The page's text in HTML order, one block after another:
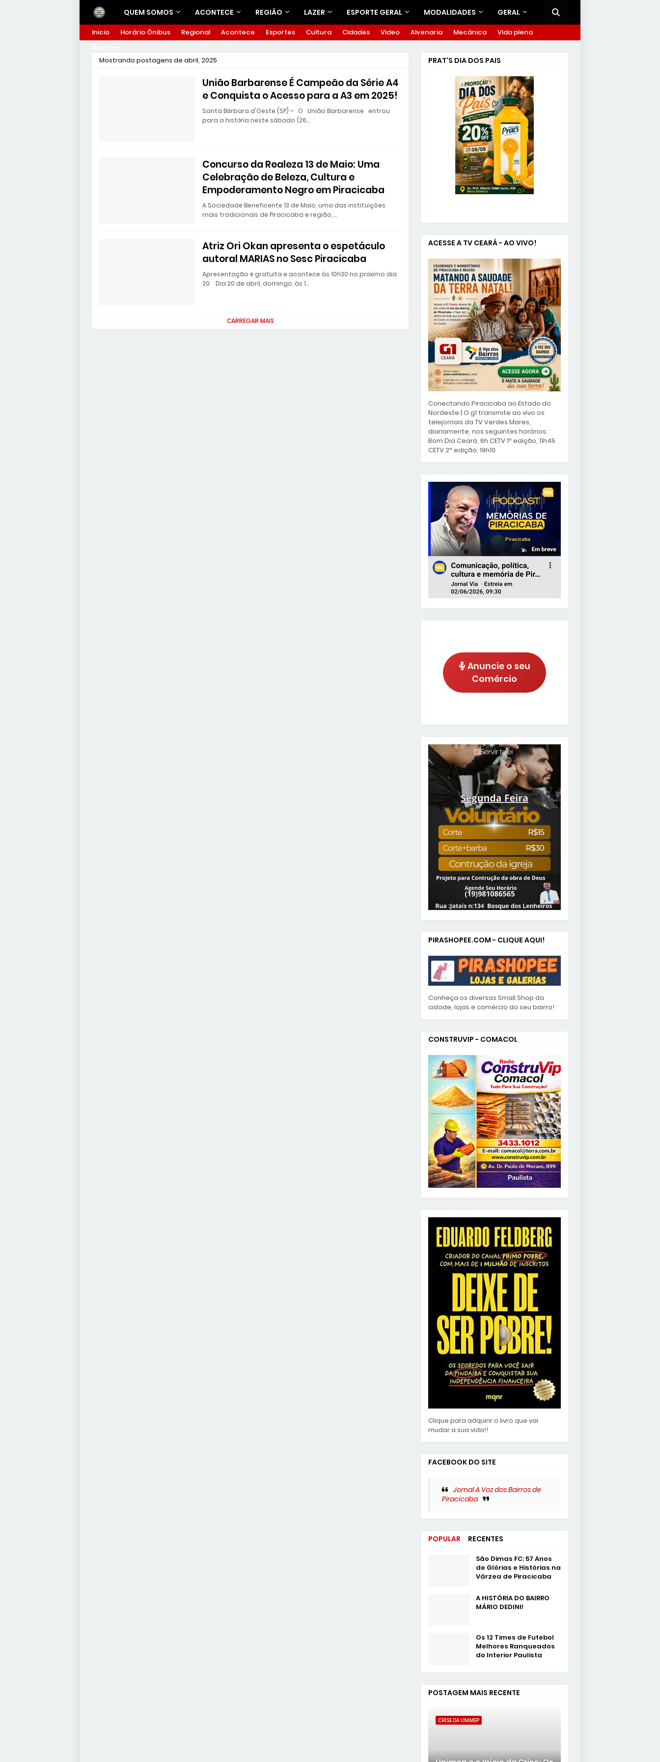
QUEM SOMOS ACONTECE REGIÃO LAZER ESPORTE GERAL MODALIDADES GERAL
Inicio Horário Ônibus Regional Acontece Esportes Cultura Cidades Video Alvenaria Mecânica
Vida plena
Mostrando postagens de abril, 2025
União Barbarense É Campeão da Série A4
e Conquista o Acesso para a A3 em 2025!
Santa Bárbara d'Oeste (SP) – O União Barbarense entrou
para a história neste sábado (26…
Concurso da Realeza 13 de Maio: Uma
Celebração de Beleza, Cultura e
Empoderamento Negro em Piracicaba
A Sociedade Beneficente 13 de Maio, uma das instituições
mais tradicionais de Piracicaba e região, …
Atriz Ori Okan apresenta o espetáculo
autoral MARIAS no Sesc Piracicaba
Apresentação é gratuita e acontece às 10h30 no próximo dia
20 Dia 20 de abril, domingo, às 1…
CARREGAR MAIS
PRAT'S DIA DOS PAIS
ACESSE A TV CEARÁ - AO VIVO!
Conectando Piracicaba ao Estado do
Nordeste | O g1 transmite ao vivo os
telejornais da TV Verdes Mares,
diariamente, nos seguintes horários:
Bom Dia Ceará, 6h CETV 1ª edição, 11h45
CETV 2ª edição, 19h10
Anuncie o seu
Comércio
PIRASHOPEE.COM - CLIQUE AQUI!
Conheça os diversas Small Shop da
cidade, lojas e comércio do seu bairro!
CONSTRUVIP - COMACOL
Clique para adquirir o livro que vai
mudar a sua vida!!
FACEBOOK DO SITE
Jornal A Voz dos Bairros de
Piracicaba
POPULAR
RECENTES
COMENTÁRIOSSão Dimas FC: 57 Anos
de Glórias e Histórias na
Várzea de Piracicaba
A HISTÓRIA DO BAIRRO
MÁRIO DEDINI!
Os 12 Times de Futebol
Melhores Ranqueados
do Interior Paulista
POSTAGEM MAIS RECENTE
CRISE DA UNIMEP